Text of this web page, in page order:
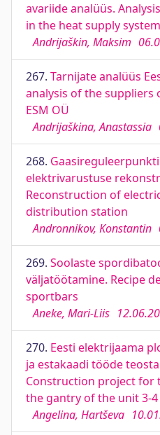
avariide analüüs.
in the heat supply
Andrijaškin, Maksim
267. Tarnijate analüüs
analysis of the suppliers
ESM OÜ
Andrijaškina, Anastassia
268.
elektrivarustuse
Reconstruction of
distribution station
Andronnikov, Konstantin
269. Soolaste
väljatöötamine. Recipe
sportbars
Aneke, Mari-Liis
270. Eesti elektrijaama
ja estakaadi tööde
Construction project for
the gantry of the unit 3-
Angelina, Hartševa